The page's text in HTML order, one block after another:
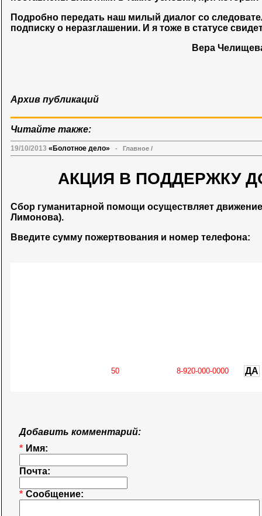
Подробно передать наш милый диалог со
подписку о неразглашении. И я тоже в статусе
Вера
Архив публикаций
Читайте также:
19/10/2013 «Болотное дело» - Главное /
АКЦИЯ В ПОДДЕРЖКУ
Сбор гуманитарной помощи осуществляет
Лимонова).
Введите сумму пожертвования и номер телефона:
ДА
Добавить комментарий:
* Имя:
Почта:
* Сообщение: